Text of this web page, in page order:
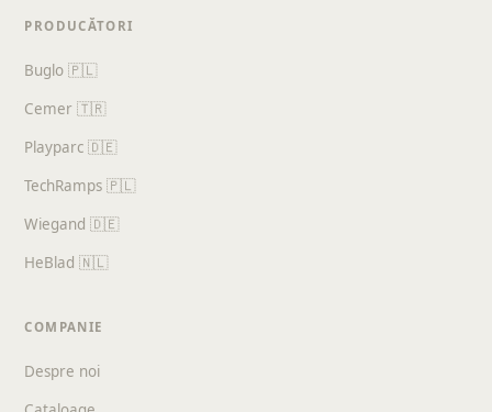
PRODUCĂTORI
Buglo 🇵🇱
Cemer 🇹🇷
Playparc 🇩🇪
TechRamps 🇵🇱
Wiegand 🇩🇪
HeBlad 🇳🇱
COMPANIE
Despre noi